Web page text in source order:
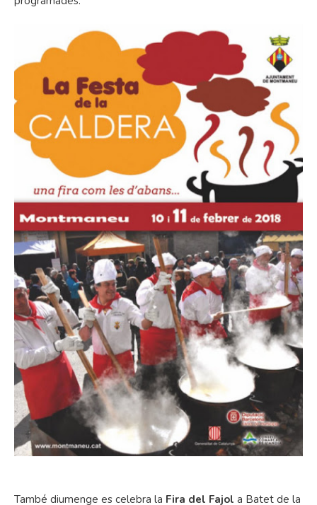
També diumenge es celebra la Fira del Fajol a Batet de la